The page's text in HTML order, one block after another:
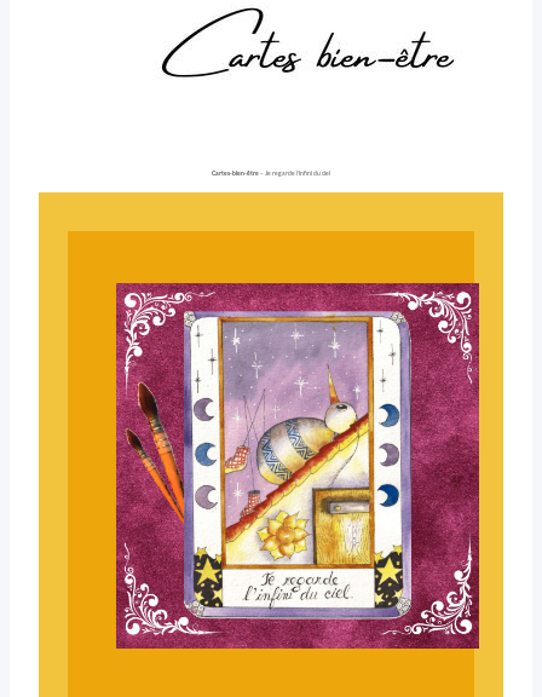
Cartes-bien-être– Je regarde l’infini du ciel